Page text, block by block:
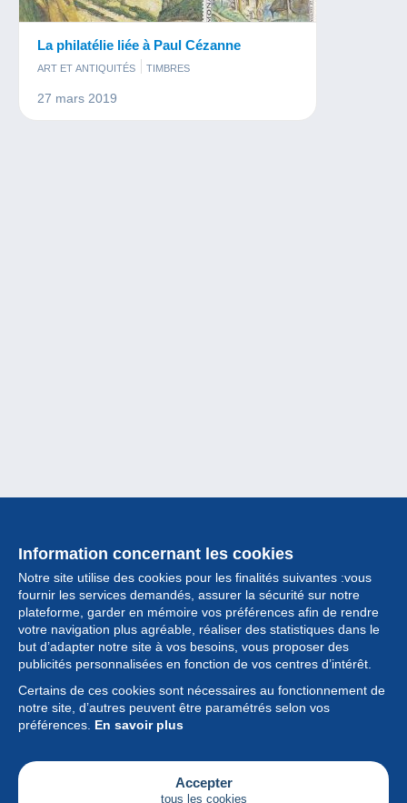
La philatélie liée à Paul Cézanne
ART ET ANTIQUITÉS TIMBRES
27 mars 2019
Information concernant les cookies
Notre site utilise des cookies pour les finalités suivantes :vous
fournir les services demandés, assurer la sécurité sur notre
plateforme, garder en mémoire vos préférences afin de rendre
votre navigation plus agréable, réaliser des statistiques dans le
but d’adapter notre site à vos besoins, vous proposer des
publicités personnalisées en fonction de vos centres d’intérêt.
Certains de ces cookies sont nécessaires au fonctionnement de
notre site, d’autres peuvent être paramétrés selon vos
préférences. En savoir plus
Accepter
tous les cookies
Collection
Actualités
Fonctionnalités
Société